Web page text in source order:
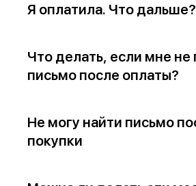
Я оплатила. Что дальше?
Что делать, если мне
письмо после оплаты?
Не могу найти письмо
покупки